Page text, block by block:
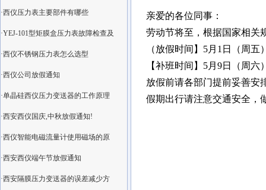
·西仪压力表主要部件有哪些
·YEJ-101型矩膜盒压力表故障检查及
·西仪不锈钢压力表怎么选型
·西仪公司放假通知
·单晶硅西仪压力变送器的工作原理
·西安西仪国庆,中秋放假通知!
·西仪智能电磁流量计使用磁场的原
·西安西仪端午节放假通知
·西安隔膜压力变送器的误差减少方
亲爱的各位同事：
劳动节将至，根据国家相关
（放假时间】5月1日（周
【补班时间】5月9日（周六
放假前请各部门提前妥善安
假期出行请注意交通安全，